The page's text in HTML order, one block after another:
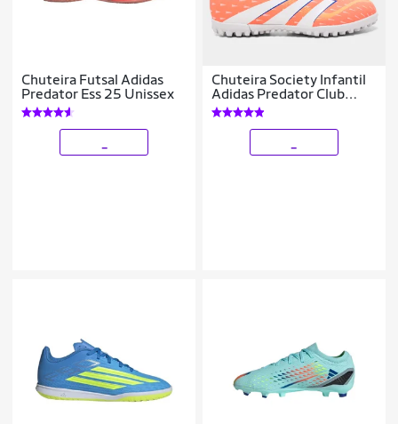
Chuteira Futsal Adidas
Predator Ess 25 Unissex
Chuteira Society Infantil
Adidas Predator Club
Unissex